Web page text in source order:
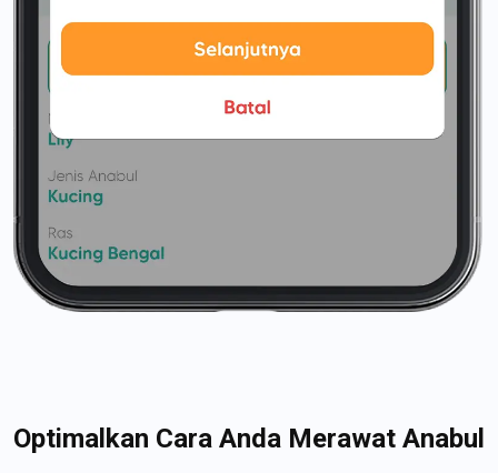
Optimalkan Cara Anda Merawat Anabul